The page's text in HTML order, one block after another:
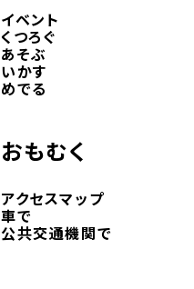
イベント
くつろぐ
あそぶ
いかす
めでる
おもむく
アクセスマップ
車で
公共交通機関で